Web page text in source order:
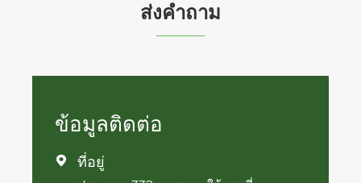
ส่งคำถาม
ข้อมูลติดต่อ
 ที่อยู่